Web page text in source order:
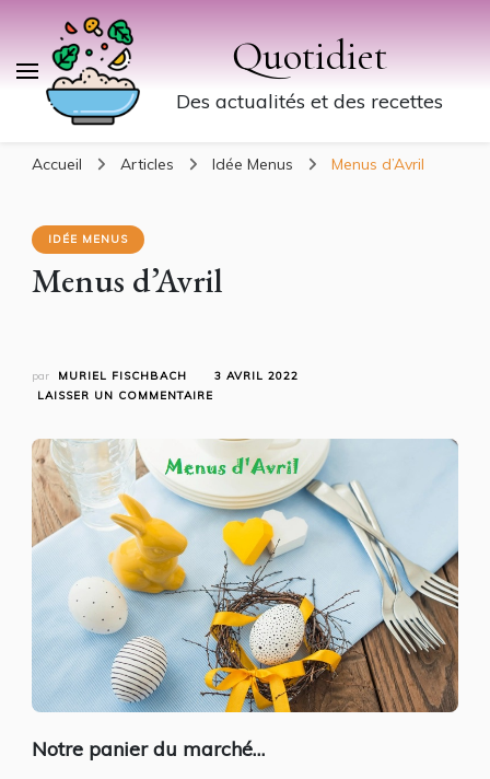
Quotidiet
Des actualités et des recettes
Accueil Articles Idée Menus Menus d’Avril
IDÉE MENUS
Menus d’Avril
par MURIEL FISCHBACH
3 AVRIL 2022
LAISSER UN COMMENTAIRE
Notre panier du marché…